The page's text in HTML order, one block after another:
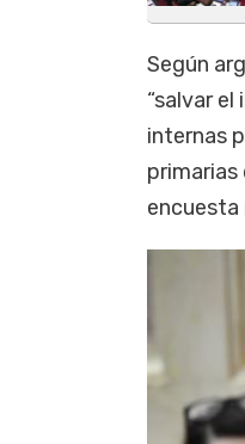
Según
“salvar
internas
encuesta